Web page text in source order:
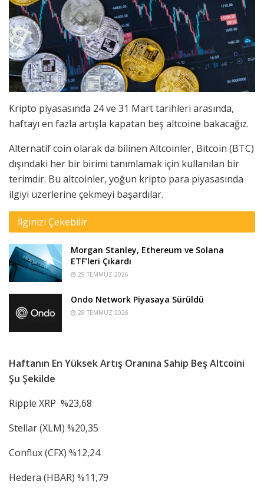
Kripto piyasasında 24 ve 31 Mart tarihleri arasında,
haftayı en fazla artışla kapatan beş altcoine bakacağız.
Alternatif coin olarak da bilinen Altcoinler, Bitcoin (BTC)
dışındaki her bir birimi tanımlamak için kullanılan bir
terimdir. Bu altcoinler, yoğun kripto para piyasasında
ilgiyi üzerlerine çekmeyi başardılar.
İlginizi Çekebilir
Morgan Stanley, Ethereum ve Solana
ETF’leri Çıkardı
29 TEMMUZ 2026
Ondo Network Piyasaya Sürüldü
28 TEMMUZ 2026
Haftanın En Yüksek Artış Oranına Sahip Beş Altcoini
Şu Şekilde
Ripple XRP %23,68
Stellar (XLM) %20,35
Conflux (CFX) %12,24
Hedera (HBAR) %11,79